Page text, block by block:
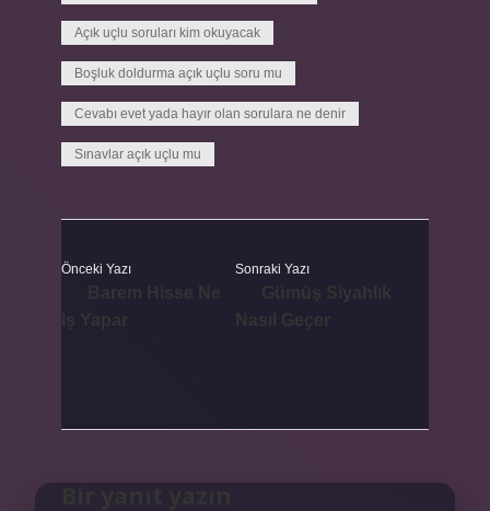
Açık uçlu soruları kim okuyacak
Boşluk doldurma açık uçlu soru mu
Cevabı evet yada hayır olan sorulara ne denir
Sınavlar açık uçlu mu
Önceki Yazı Sonraki Yazı